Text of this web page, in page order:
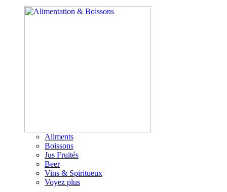
Aliments
Boissons
Jus Fruités
Beer
Vins & Spiritueux
Voyez plus